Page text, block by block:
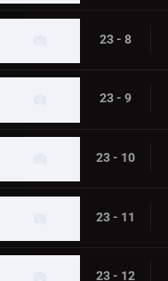
23 - 8
23 - 9
23 - 10
23 - 11
23 - 12